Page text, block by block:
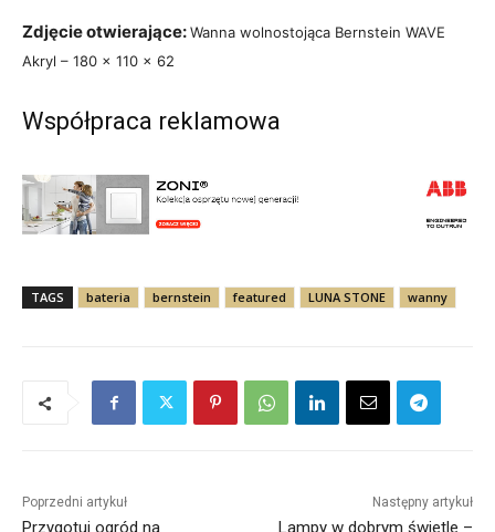
Zdjęcie otwierające:Wanna wolnostojąca Bernstein WAVE
Akryl – 180 x 110 x 62
Współpraca reklamowa
TAGS bateria bernstein featured LUNA STONE wanny
Poprzedni artykuł
Przygotuj ogród na
Następny artykuł
Lampy w dobrym świetle –